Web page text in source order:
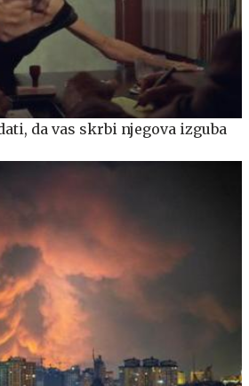
da vas skrbi njegova izguba